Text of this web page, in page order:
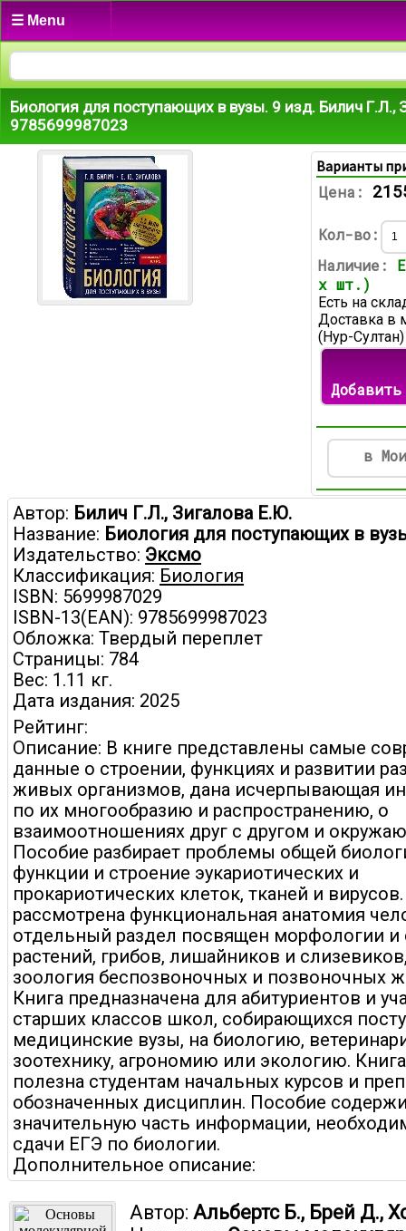
☰ Menu
Биология для поступающих в вузы. 9 изд. Билич Г.Л.,
9785699987023
Варианты
Цена:
Кол-во:
Наличие:
х шт.)
Есть на
Доставка в
(Нур-
в
Автор: Билич Г.Л., Зигалова Е.Ю.
Название: Биология для поступающих в
Издательство: Эксмо
Классификация: Биология
ISBN: 5699987029
ISBN-13(EAN): 9785699987023
Обложка: Твердый переплет
Страницы: 784
Вес: 1.11 кг.
Дата издания: 2025
Рейтинг:
Описание: В книге представлены самые
данные о строении, функциях и развитии
живых организмов, дана исчерпывающая
по их многообразию и распространению, о
взаимоотношениях друг с другом и
Пособие разбирает проблемы общей
функции и строение эукариотических и
прокариотических клеток, тканей и
рассмотрена функциональная анатомия
отдельный раздел посвящен морфологии и
растений, грибов, лишайников и
зоология беспозвоночных и позвоночных
Книга предназначена для абитуриентов и
старших классов школ, собирающихся
медицинские вузы, на биологию,
зоотехнику, агрономию или экологию.
полезна студентам начальных курсов и
обозначенных дисциплин. Пособие
значительную часть информации,
сдачи ЕГЭ по биологии.
Дополнительное описание:
Автор: Альбертс Б., Брей Д.,